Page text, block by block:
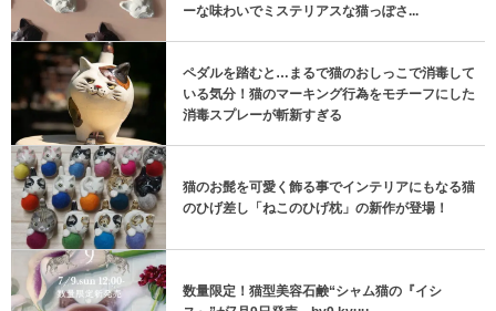
ーな味わいでミステリアスな猫っぽさ...
ペダルを踏むと…まるで猫のおしっこで消毒して
いる気分！猫のマーキング行為をモチーフにした
消毒スプレーが斬新すぎる
猫のお髭を可愛く飾る事でインテリアにもなる猫
のひげ差し「ねこのひげ枕」の新作が登場！
数量限定！猫型美容石鹸“シャム猫の『イシ